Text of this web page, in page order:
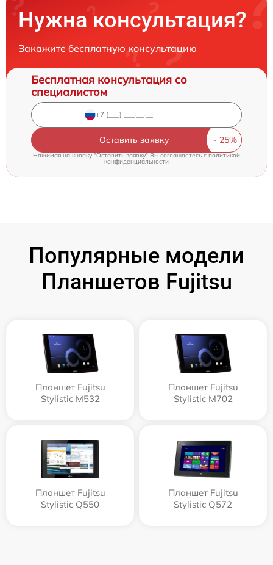
Нужна консультация?
Закажите бесплатную консультацию
Бесплатная консультация со
специалистом
Оставить заявку
Нажимая на кнопку "Оставить заявку" Вы соглашаетесь cполитикой
конфиденциальности
Популярные модели
Планшетов Fujitsu
Планшет Fujitsu
Stylistic M532
Планшет Fujitsu
Stylistic M702
Планшет Fujitsu
Stylistic Q550
Планшет Fujitsu
Stylistic Q572